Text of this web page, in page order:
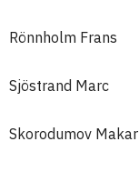
Rönnholm Frans
Sjöstrand Marc
Skorodumov Makar